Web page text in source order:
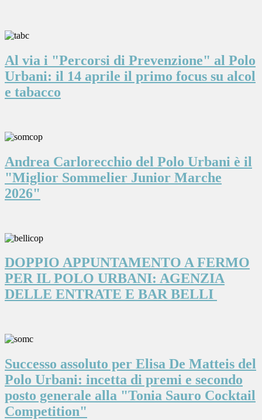
Al via i "Percorsi di Prevenzione" al Polo
Urbani: il 14 aprile il primo focus su alcol
e tabacco
Andrea Carlorecchio del Polo Urbani è il
"Miglior Sommelier Junior Marche
2026"
DOPPIO APPUNTAMENTO A FERMO
PER IL POLO URBANI: AGENZIA
DELLE ENTRATE E BAR BELLI
Successo assoluto per Elisa De Matteis del
Polo Urbani: incetta di premi e secondo
posto generale alla "Tonia Sauro Cocktail
Competition"